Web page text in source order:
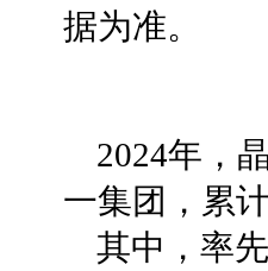
据为准。
2024年，
一集团，累
其中，率